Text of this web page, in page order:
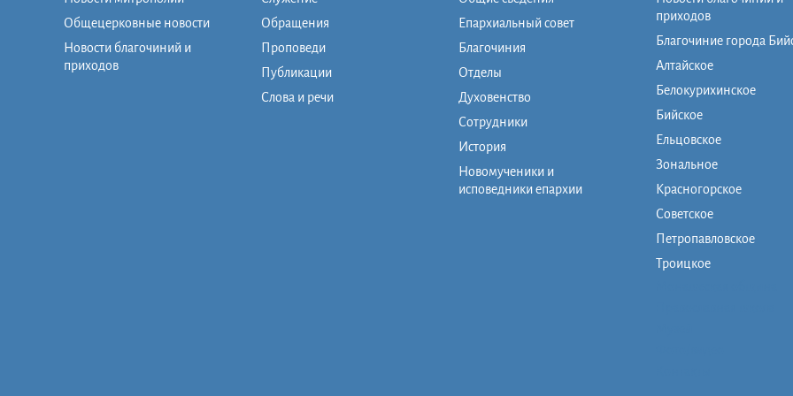
Общецерковные новости
Новости благочиний и
приходов
Обращения
Проповеди
Публикации
Слова и речи
Епархиальный совет
Благочиния
Отделы
Духовенство
Сотрудники
История
Новомученики и
исповедники епархии
приходов
Благочиние города
Алтайское
Белокурихинское
Бийское
Ельцовское
Зональное
Красногорское
Советское
Петропавловское
Троицкое